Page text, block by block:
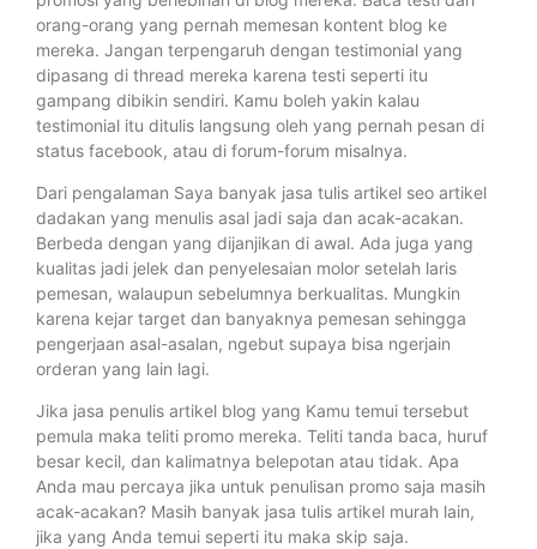
orang-orang yang pernah memesan kontent blog ke
mereka. Jangan terpengaruh dengan testimonial yang
dipasang di thread mereka karena testi seperti itu
gampang dibikin sendiri. Kamu boleh yakin kalau
testimonial itu ditulis langsung oleh yang pernah pesan di
status facebook, atau di forum-forum misalnya.
Dari pengalaman Saya banyak jasa tulis artikel seo artikel
dadakan yang menulis asal jadi saja dan acak-acakan.
Berbeda dengan yang dijanjikan di awal. Ada juga yang
kualitas jadi jelek dan penyelesaian molor setelah laris
pemesan, walaupun sebelumnya berkualitas. Mungkin
karena kejar target dan banyaknya pemesan sehingga
pengerjaan asal-asalan, ngebut supaya bisa ngerjain
orderan yang lain lagi.
Jika jasa penulis artikel blog yang Kamu temui tersebut
pemula maka teliti promo mereka. Teliti tanda baca, huruf
besar kecil, dan kalimatnya belepotan atau tidak. Apa
Anda mau percaya jika untuk penulisan promo saja masih
acak-acakan? Masih banyak jasa tulis artikel murah lain,
jika yang Anda temui seperti itu maka skip saja.